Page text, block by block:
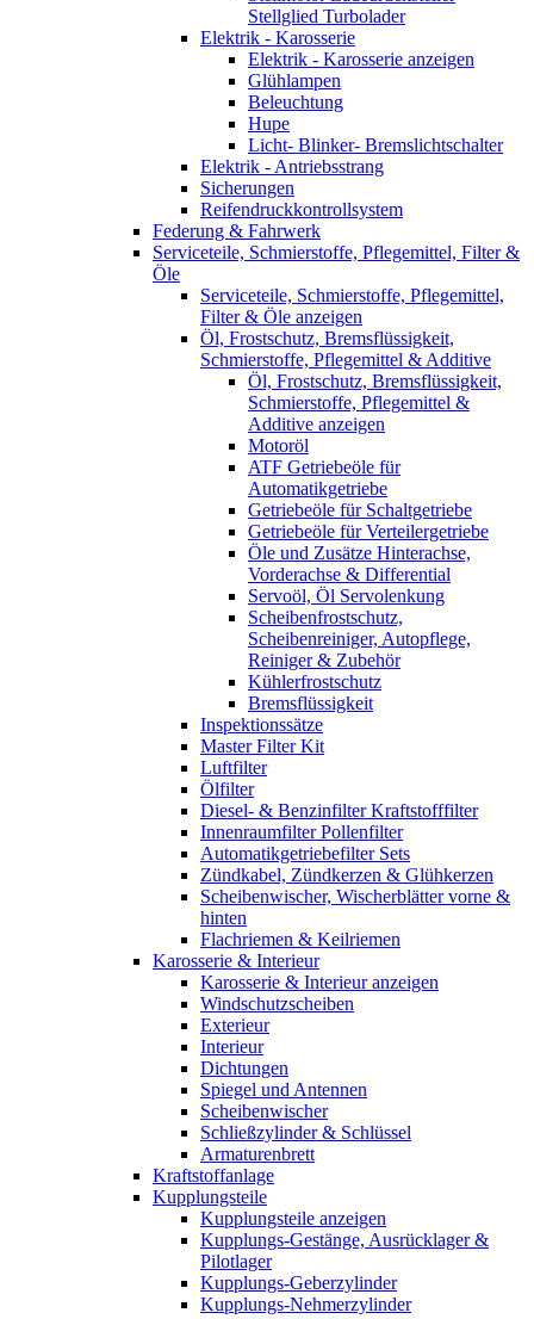
Stellglied Turbolader
Elektrik - Karosserie
Elektrik - Karosserie anzeigen
Glühlampen
Beleuchtung
Hupe
Licht- Blinker- Bremslichtschalter
Elektrik - Antriebsstrang
Sicherungen
Reifendruckkontrollsystem
Federung & Fahrwerk
Serviceteile, Schmierstoffe, Pflegemittel, Filter &
Öle
Serviceteile, Schmierstoffe, Pflegemittel,
Filter & Öle anzeigen
Öl, Frostschutz, Bremsflüssigkeit,
Schmierstoffe, Pflegemittel & Additive
Öl, Frostschutz, Bremsflüssigkeit,
Schmierstoffe, Pflegemittel &
Additive anzeigen
Motoröl
ATF Getriebeöle für
Automatikgetriebe
Getriebeöle für Schaltgetriebe
Getriebeöle für Verteilergetriebe
Öle und Zusätze Hinterachse,
Vorderachse & Differential
Servoöl, Öl Servolenkung
Scheibenfrostschutz,
Scheibenreiniger, Autopflege,
Reiniger & Zubehör
Kühlerfrostschutz
Bremsflüssigkeit
Inspektionssätze
Master Filter Kit
Luftfilter
Ölfilter
Diesel- & Benzinfilter Kraftstofffilter
Innenraumfilter Pollenfilter
Automatikgetriebefilter Sets
Zündkabel, Zündkerzen & Glühkerzen
Scheibenwischer, Wischerblätter vorne &
hinten
Flachriemen & Keilriemen
Karosserie & Interieur
Karosserie & Interieur anzeigen
Windschutzscheiben
Exterieur
Interieur
Dichtungen
Spiegel und Antennen
Scheibenwischer
Schließzylinder & Schlüssel
Armaturenbrett
Kraftstoffanlage
Kupplungsteile
Kupplungsteile anzeigen
Kupplungs-Gestänge, Ausrücklager &
Pilotlager
Kupplungs-Geberzylinder
Kupplungs-Nehmerzylinder